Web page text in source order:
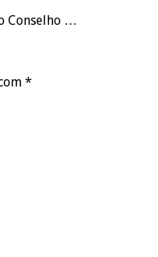
Conselho …
*